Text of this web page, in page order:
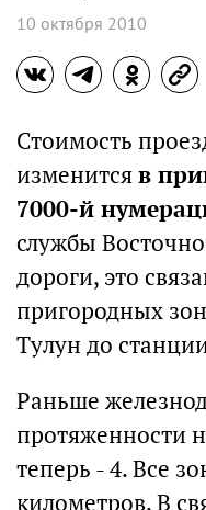
10 октября 2010
Стоимость
изменитсяв
7000-й
службы
дороги, это
пригородных
Тулун до
Раньше
протяженности
теперь - 4. Все
километров. В